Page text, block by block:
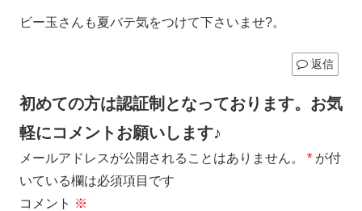
ビー玉さんも夏バテ気をつけて下さいませ?。
返信
初めての方は認証制となっております。お気
軽にコメントお願いします♪
メールアドレスが公開されることはありません。 * が付
いている欄は必須項目です
コメント ※